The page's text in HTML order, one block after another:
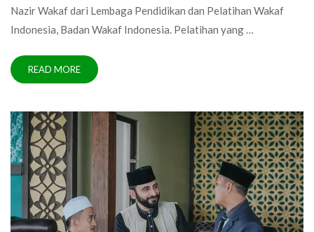
Nazir Wakaf dari Lembaga Pendidikan dan Pelatihan Wakaf
Indonesia, Badan Wakaf Indonesia. Pelatihan yang …
READ MORE